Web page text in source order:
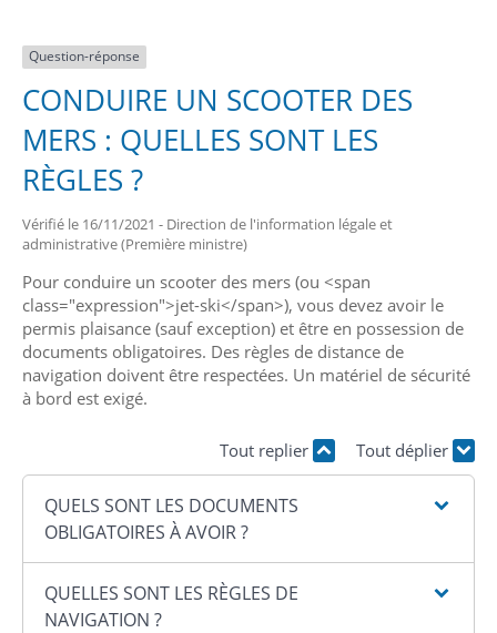
Question-réponse
CONDUIRE UN SCOOTER DES
MERS : QUELLES SONT LES
RÈGLES ?
Vérifié le 16/11/2021 - Direction de l'information légale et
administrative (Première ministre)
Pour conduire un scooter des mers (ou <span
class="expression">jet-ski</span>), vous devez avoir le
permis plaisance (sauf exception) et être en possession de
documents obligatoires. Des règles de distance de
navigation doivent être respectées. Un matériel de sécurité
à bord est exigé.
Tout replier Tout déplier
QUELS SONT LES DOCUMENTS
OBLIGATOIRES À AVOIR ?
QUELLES SONT LES RÈGLES DE
NAVIGATION ?